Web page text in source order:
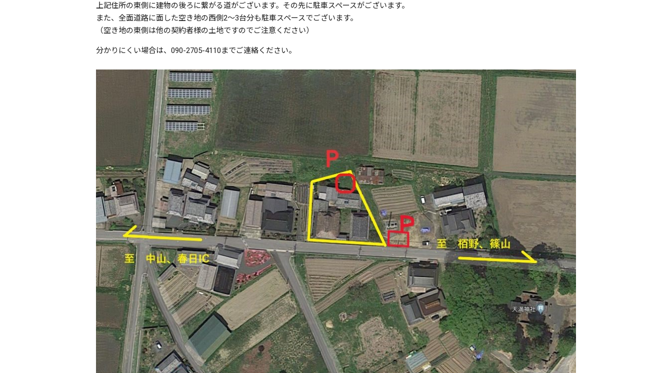
上記住所の東側に建物の後ろに繋がる道がございます。その先に駐車スペースがございます。
また、全面道路に面した空き地の西側2〜3台分も駐車スペースでございます。
（空き地の東側は他の契約者様の土地ですのでご注意ください）
分かりにくい場合は、090-2705-4110までご連絡ください。